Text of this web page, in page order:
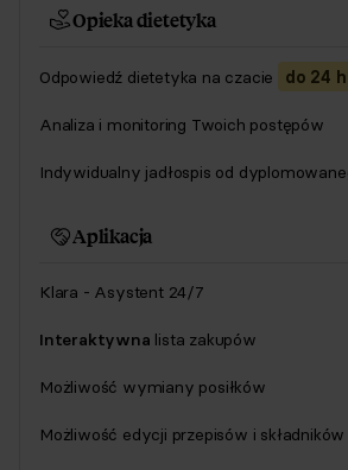
Opieka dietetyka
Odpowiedź dietetyka na czacie do 24 h
Analiza i monitoring Twoich postępów
Indywidualny jadłospis od
Aplikacja
Klara - Asystent 24/7
Interaktywna lista zakupów
Możliwość wymiany posiłków
Możliwość edycji przepisów i składników